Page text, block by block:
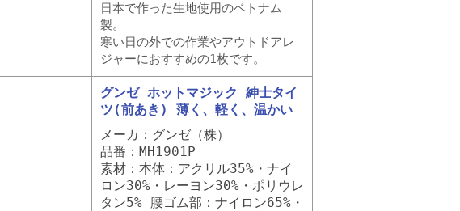
日本で作った生地使用のベトナム
製。
寒い日の外での作業やアウトドアレ
ジャーにおすすめの1枚です。
グンゼ ホットマジック 紳士タイ
ツ(前あき) 薄く、軽く、温かい
メーカ：グンゼ（株）
品番：MH1901P
素材：本体：アクリル35%・ナイ
ロン30%・レーヨン30%・ポリウレ
タン5% 腰ゴム部：ナイロン65%・